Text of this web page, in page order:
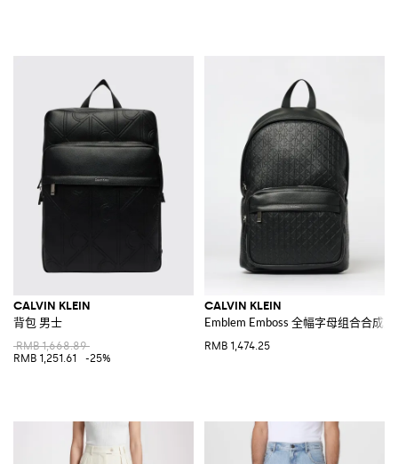
CALVIN KLEIN
背包 男士
RMB 1,668.89
RMB 1,251.61
-25%
CALVIN KLEIN
Emblem Emboss 全幅字母组合合成
RMB 1,474.25